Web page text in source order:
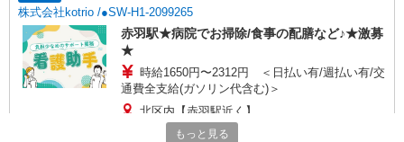
株式会社kotrio /●SW-H1-2099265
赤羽駅★病院でお掃除/食事の配膳など♪★激募
★
時給1650円〜2312円 ＜日払い有/週払い有/交
通費全支給(ガソリン代含む)＞
北区内【赤羽駅近く】
もっと見る